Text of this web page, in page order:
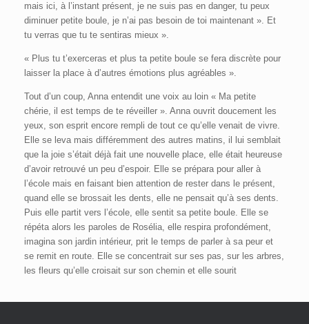
mais ici, à l’instant présent, je ne suis pas en danger, tu peux
diminuer petite boule, je n’ai pas besoin de toi maintenant ». Et
tu verras que tu te sentiras mieux ».
« Plus tu t’exerceras et plus ta petite boule se fera discrète pour
laisser la place à d’autres émotions plus agréables ».
Tout d’un coup, Anna entendit une voix au loin « Ma petite
chérie, il est temps de te réveiller ». Anna ouvrit doucement les
yeux, son esprit encore rempli de tout ce qu’elle venait de vivre.
Elle se leva mais différemment des autres matins, il lui semblait
que la joie s’était déjà fait une nouvelle place, elle était heureuse
d’avoir retrouvé un peu d’espoir. Elle se prépara pour aller à
l’école mais en faisant bien attention de rester dans le présent,
quand elle se brossait les dents, elle ne pensait qu’à ses dents.
Puis elle partit vers l’école, elle sentit sa petite boule. Elle se
répéta alors les paroles de Rosélia, elle respira profondément,
imagina son jardin intérieur, prit le temps de parler à sa peur et
se remit en route. Elle se concentrait sur ses pas, sur les arbres,
les fleurs qu’elle croisait sur son chemin et elle sourit